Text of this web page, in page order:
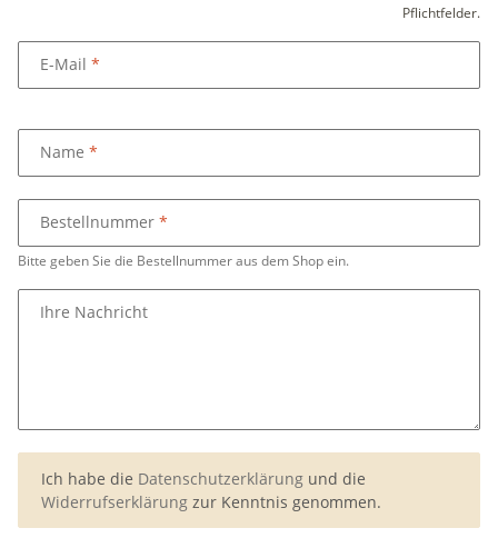
Pflichtfelder.
E-Mail
Name
Bitte geben Sie die Bestellnummer aus dem Shop ein.
Bestellnummer
Ihre Nachricht
Ich habe die Datenschutzerklärung und die
Widerrufserklärung zur Kenntnis genommen.